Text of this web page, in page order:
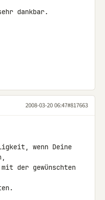
dankbar.
2008-03-20 06:47#817663
wenn Deine
der gewünschten